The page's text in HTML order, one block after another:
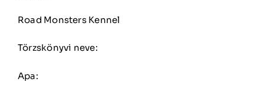
Road Monsters Kennel
Törzskönyvi neve:
Apa: